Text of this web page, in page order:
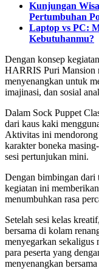
Kunjungan
Pertumbuhan
Laptop vs PC:
Kebutuhanmu?
Dengan konsep
HARRIS Puri Mansion
menyenangkan untuk
imajinasi, dan sosial
Dalam Sock Puppet
dari kaus kaki
Aktivitas ini mendorong
karakter boneka
sesi pertunjukan mini.
Dengan bimbingan
kegiatan ini
menumbuhkan rasa
Setelah sesi kelas
bersama di kolam
menyegarkan sekaligus
para peserta yang
menyenangkan